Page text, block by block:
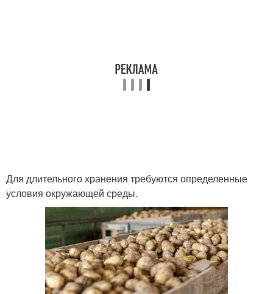
Для длительного хранения требуются определенные
условия окружающей среды.